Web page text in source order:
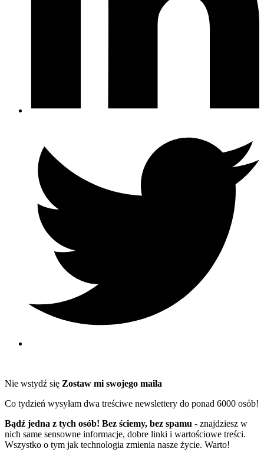
Nie wstydź się Zostaw mi swojego maila
Co tydzień wysyłam dwa treściwe newslettery do ponad 6000 osób!
Bądź jedna z tych osób! Bez ściemy, bez spamu - znajdziesz w
nich same sensowne informacje, dobre linki i wartościowe treści.
Wszystko o tym jak technologia zmienia nasze życie. Warto!